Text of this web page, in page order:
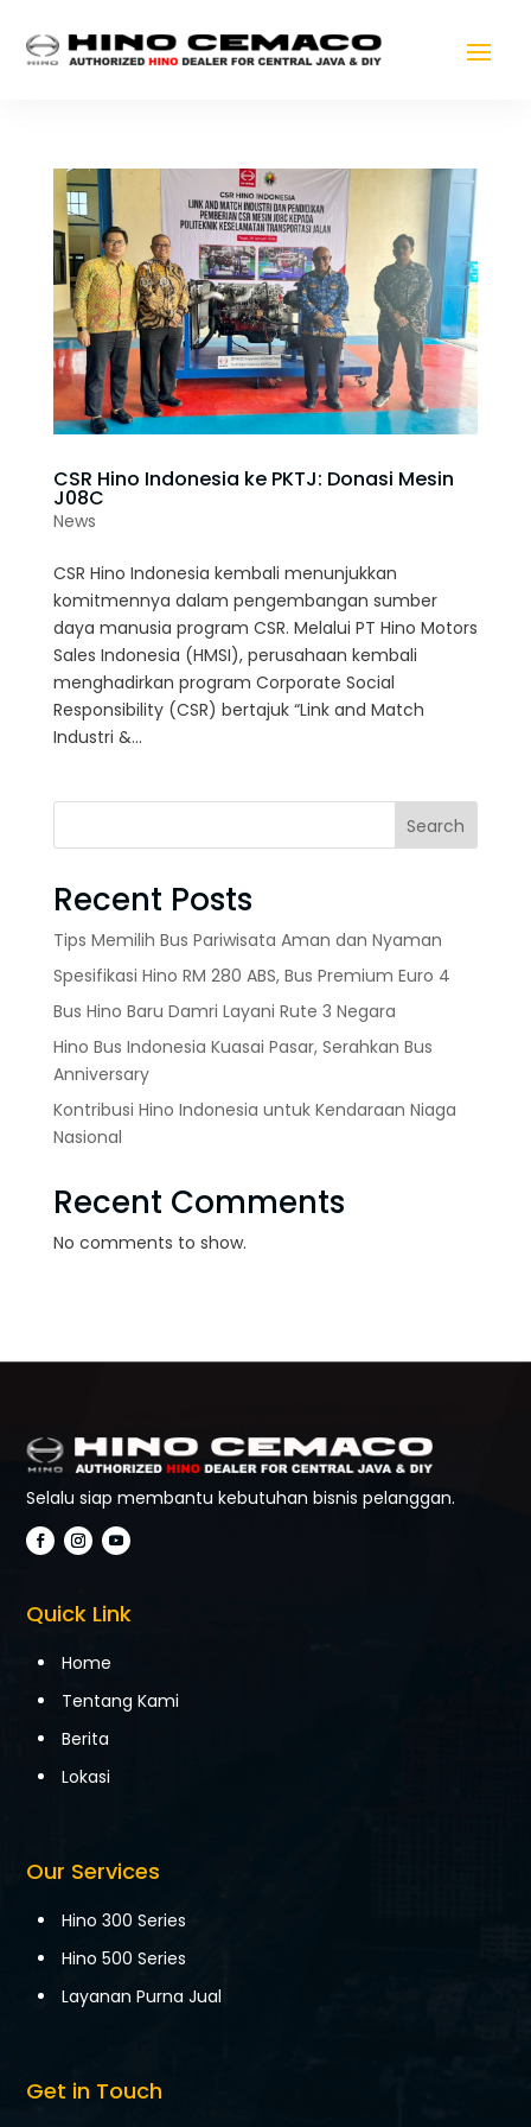
CSR Hino Indonesia ke PKTJ: Donasi Mesin
J08C
News
CSR Hino Indonesia kembali menunjukkan
komitmennya dalam pengembangan sumber
daya manusia program CSR. Melalui PT Hino Motors
Sales Indonesia (HMSI), perusahaan kembali
menghadirkan program Corporate Social
Responsibility (CSR) bertajuk “Link and Match
Industri &...
Search
Recent Posts
Tips Memilih Bus Pariwisata Aman dan Nyaman
Spesifikasi Hino RM 280 ABS, Bus Premium Euro 4
Bus Hino Baru Damri Layani Rute 3 Negara
Hino Bus Indonesia Kuasai Pasar, Serahkan Bus
Anniversary
Kontribusi Hino Indonesia untuk Kendaraan Niaga
Nasional
Recent Comments
No comments to show.
Selalu siap membantu kebutuhan bisnis pelanggan.
Quick Link
Home
Tentang Kami
Berita
Lokasi
Our Services
Hino 300 Series
Hino 500 Series
Layanan Purna Jual
Get in Touch